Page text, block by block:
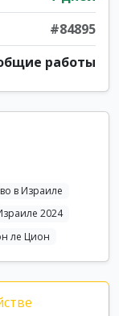
#84895
работы
в Израиле
2024
ле Цион